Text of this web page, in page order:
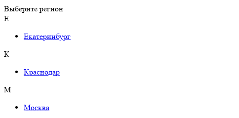
Выберите регион
Е
Екатеринбург
К
Краснодар
М
Москва